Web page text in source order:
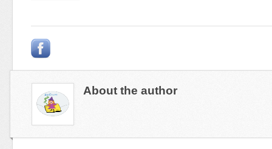
About the author